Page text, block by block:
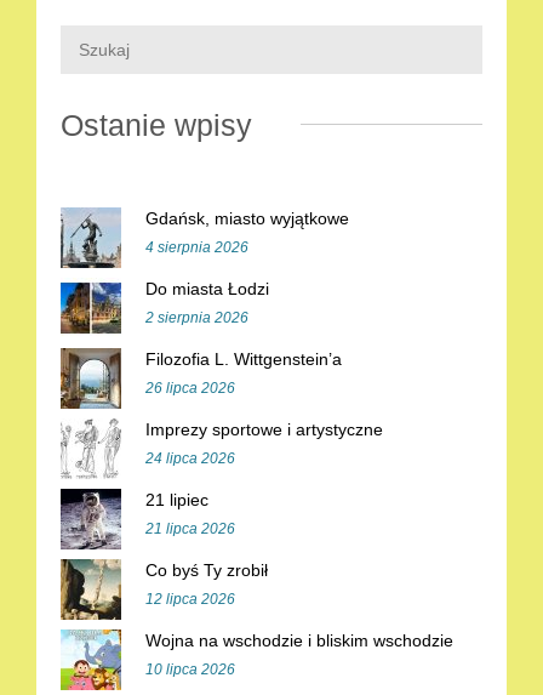
Ostanie wpisy
Gdańsk, miasto wyjątkowe
4 sierpnia 2026
Do miasta Łodzi
2 sierpnia 2026
Filozofia L. Wittgenstein’a
26 lipca 2026
Imprezy sportowe i artystyczne
24 lipca 2026
21 lipiec
21 lipca 2026
Co byś Ty zrobił
12 lipca 2026
Wojna na wschodzie i bliskim wschodzie
10 lipca 2026